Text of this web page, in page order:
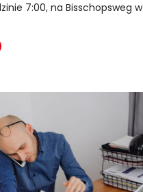
7:00, na Bisschopsweg w